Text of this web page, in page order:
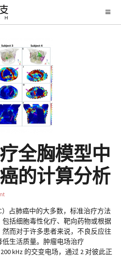
全胸模型中
的计算分析
）占肺癌中的大多数，标准治疗方法
括细胞毒性化疗、靶向药物或根据
而对于许多患者来说，不良反应往
生活质量。肿瘤电场治疗
kHz 的交变电场，通过 2 对彼此正